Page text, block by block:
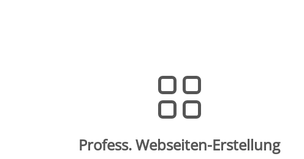
Profess. Webseiten-Erstellung